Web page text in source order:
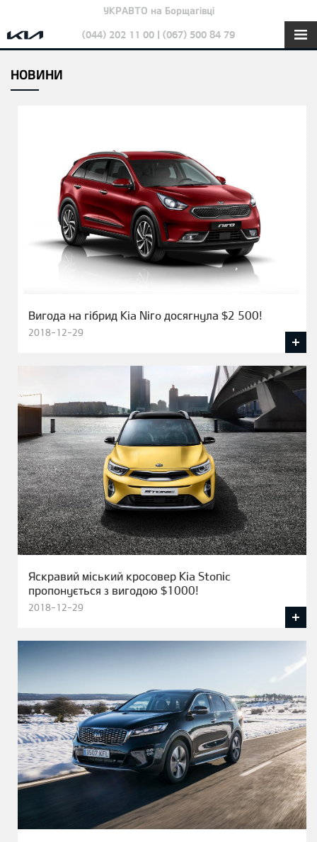
УКРАВТО на Борщагівці
(044) 202 11 00 | (067) 500 84 79
НОВИНИ
Вигода на гібрид Kia Niro досягнула $2 500!
2018-12-29
Яскравий міський кросовер Kia Stonic
пропонується з вигодою $1000!
2018-12-29